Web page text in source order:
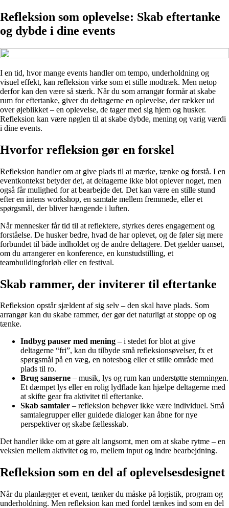
Refleksion som oplevelse: Skab eftertanke
og dybde i dine events
I en tid, hvor mange events handler om tempo, underholdning og
visuel effekt, kan refleksion virke som et stille modtræk. Men netop
derfor kan den være så stærk. Når du som arrangør formår at skabe
rum for eftertanke, giver du deltagerne en oplevelse, der rækker ud
over øjeblikket – en oplevelse, de tager med sig hjem og husker.
Refleksion kan være nøglen til at skabe dybde, mening og varig værdi
i dine events.
Hvorfor refleksion gør en forskel
Refleksion handler om at give plads til at mærke, tænke og forstå. I en
eventkontekst betyder det, at deltagerne ikke blot oplever noget, men
også får mulighed for at bearbejde det. Det kan være en stille stund
efter en intens workshop, en samtale mellem fremmede, eller et
spørgsmål, der bliver hængende i luften.
Når mennesker får tid til at reflektere, styrkes deres engagement og
forståelse. De husker bedre, hvad de har oplevet, og de føler sig mere
forbundet til både indholdet og de andre deltagere. Det gælder uanset,
om du arrangerer en konference, en kunstudstilling, et
teambuildingforløb eller en festival.
Skab rammer, der inviterer til eftertanke
Refleksion opstår sjældent af sig selv – den skal have plads. Som
arrangør kan du skabe rammer, der gør det naturligt at stoppe op og
tænke.
Indbyg pauser med mening – i stedet for blot at give
deltagerne “fri”, kan du tilbyde små refleksionsøvelser, fx et
spørgsmål på en væg, en notesbog eller et stille område med
plads til ro.
Brug sanserne – musik, lys og rum kan understøtte stemningen.
Et dæmpet lys eller en rolig lydflade kan hjælpe deltagerne med
at skifte gear fra aktivitet til eftertanke.
Skab samtaler – refleksion behøver ikke være individuel. Små
samtalegrupper eller guidede dialoger kan åbne for nye
perspektiver og skabe fællesskab.
Det handler ikke om at gøre alt langsomt, men om at skabe rytme – en
vekslen mellem aktivitet og ro, mellem input og indre bearbejdning.
Refleksion som en del af oplevelsesdesignet
Når du planlægger et event, tænker du måske på logistik, program og
underholdning. Men refleksion kan med fordel tænkes ind som en del